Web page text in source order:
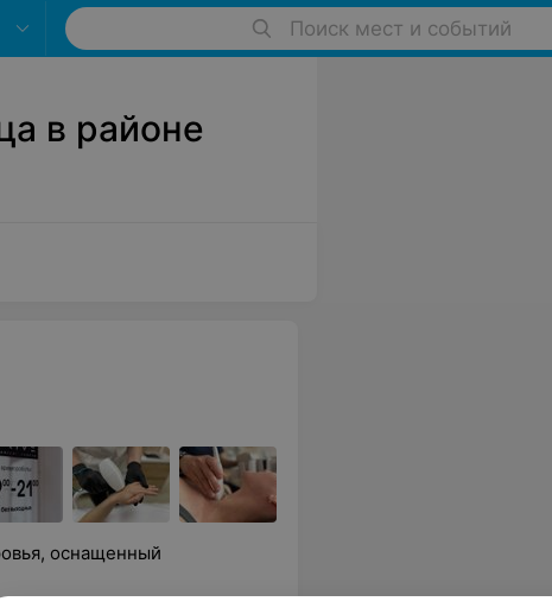
Поиск мест и событий
в районе
оснащенный